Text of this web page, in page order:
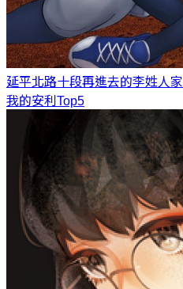
延平北路十段再進去的李姓人家
我的安利Top5